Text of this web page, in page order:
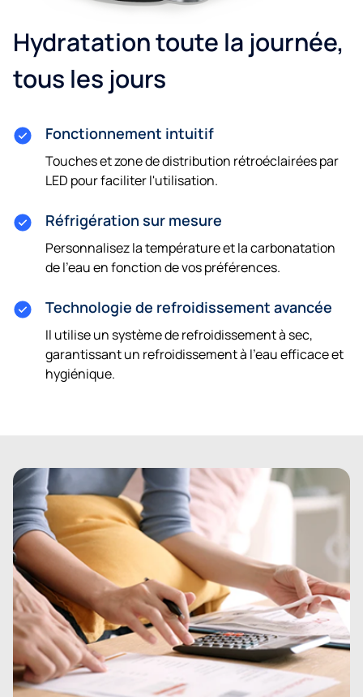
Hydratation toute la journée,
tous les jours
Fonctionnement intuitif
Touches et zone de distribution rétroéclairées par
LED pour faciliter l'utilisation.
Réfrigération sur mesure
Personnalisez la température et la carbonatation
de l'eau en fonction de vos préférences.
Technologie de refroidissement avancée
Il utilise un système de refroidissement à sec,
garantissant un refroidissement à l'eau efficace et
hygiénique.